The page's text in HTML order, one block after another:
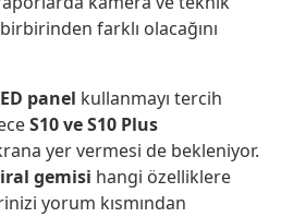
farklı olacağını
panel kullanmayı tercih
S10 ve S10 Plus
yer vermesi de bekleniyor.
gemisi hangi özelliklere
yorum kısmından